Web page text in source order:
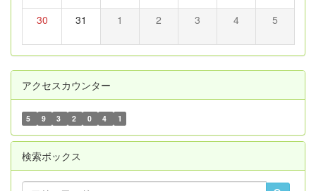
30 31 1 2 3 4 5
アクセスカウンター
5 9 3 2 0 4 1
検索ボックス